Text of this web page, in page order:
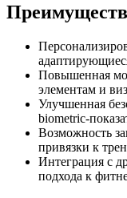
Повышенная
элементам и
Улучшенная
biometric-
Возможность
привязки к
Интеграция с
подхода к